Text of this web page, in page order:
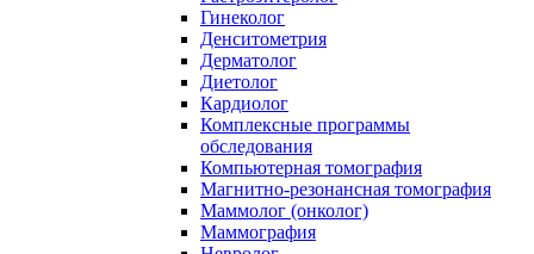
Гинеколог
Денситометрия
Дерматолог
Диетолог
Кардиолог
Комплексные программы
обследования
Компьютерная томография
Магнитно-резонансная томография
Маммолог (онколог)
Маммография